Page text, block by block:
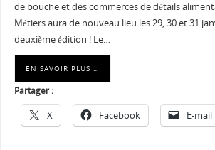
de bouche et des commerces de détails
Métiers aura de nouveau lieu les 29, 30 et 31
deuxième édition ! Le…
EN SAVOIR PLUS …
Partager :
X Facebook E-mail